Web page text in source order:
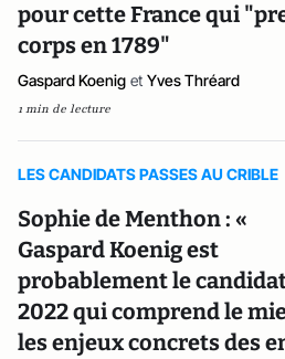
pour cette France qui
corps en 1789"
Gaspard Koenig et Yves Thréard
1 min de lecture
LES CANDIDATS PASSES AU CRIBLE
Sophie de Menthon : «
Gaspard Koenig est
probablement le
2022 qui comprend le
les enjeux concrets des